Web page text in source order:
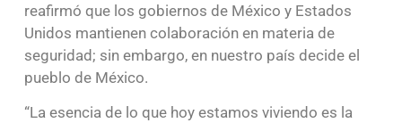
reafirmó que los gobiernos de México y Estados
Unidos mantienen colaboración en materia de
seguridad; sin embargo, en nuestro país decide el
pueblo de México.
“La esencia de lo que hoy estamos viviendo es la